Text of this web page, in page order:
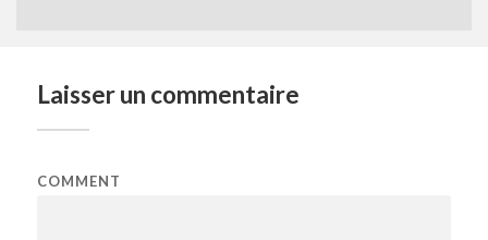
Laisser un commentaire
COMMENT